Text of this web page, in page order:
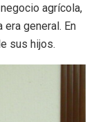
agrícola,
general. En
sus hijos.